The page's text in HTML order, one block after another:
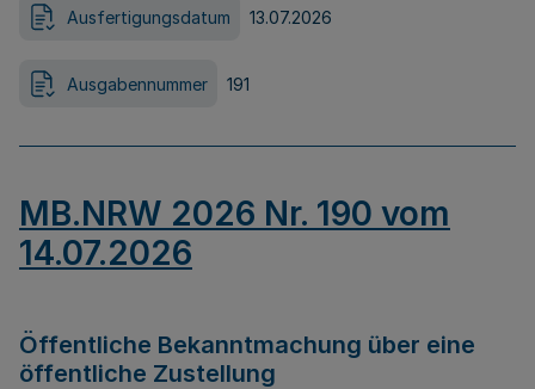
Ausfertigungsdatum 13.07.2026
Ausgabennummer 191
MB.NRW 2026 Nr. 190 vom
14.07.2026
Öffentliche Bekanntmachung über eine
öffentliche Zustellung